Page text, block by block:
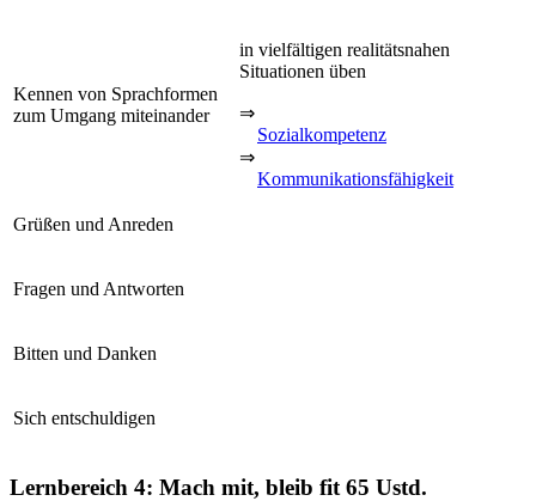
Kennen von Sprachformen
zum Umgang miteinander
in vielfältigen realitätsnahen
Situationen üben
⇒
Sozialkompetenz
⇒
Kommunikationsfähigkeit
Grüßen und Anreden
Fragen und Antworten
Bitten und Danken
Sich entschuldigen
Lernbereich 4: Mach mit, bleib fit 65 Ustd.